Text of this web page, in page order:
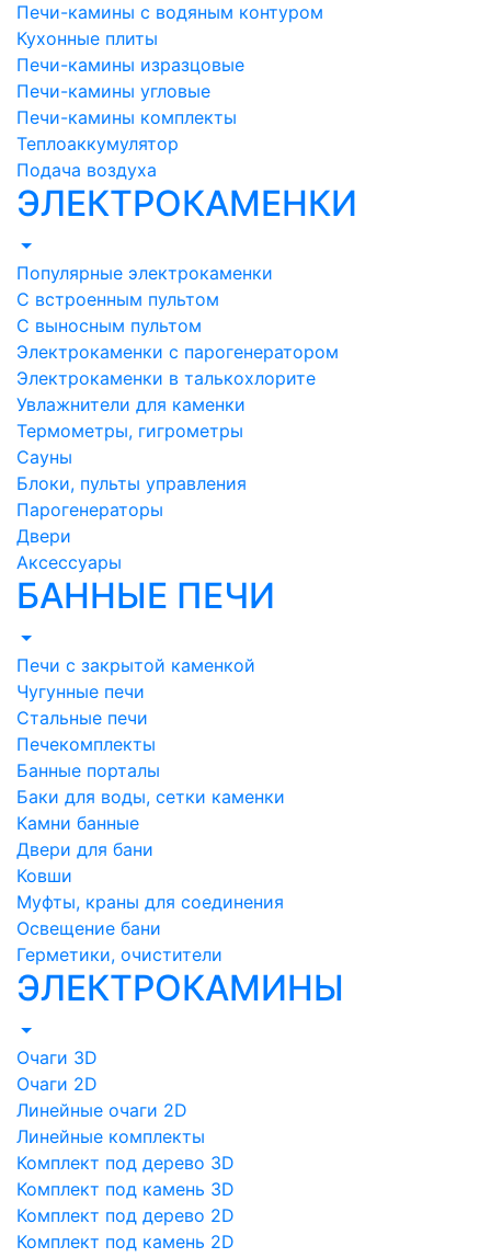
Печи-камины с водяным контуром
Кухонные плиты
Печи-камины изразцовые
Печи-камины угловые
Печи-камины комплекты
Теплоаккумулятор
Подача воздуха
ЭЛЕКТРОКАМЕНКИ
Популярные электрокаменки
С встроенным пультом
С выносным пультом
Электрокаменки с парогенератором
Электрокаменки в талькохлорите
Увлажнители для каменки
Термометры, гигрометры
Сауны
Блоки, пульты управления
Парогенераторы
Двери
Аксессуары
БАННЫЕ ПЕЧИ
Печи с закрытой каменкой
Чугунные печи
Стальные печи
Печекомплекты
Банные порталы
Баки для воды, сетки каменки
Камни банные
Двери для бани
Ковши
Муфты, краны для соединения
Освещение бани
Герметики, очистители
ЭЛЕКТРОКАМИНЫ
Очаги 3D
Очаги 2D
Линейные очаги 2D
Линейные комплекты
Комплект под дерево 3D
Комплект под камень 3D
Комплект под дерево 2D
Комплект под камень 2D